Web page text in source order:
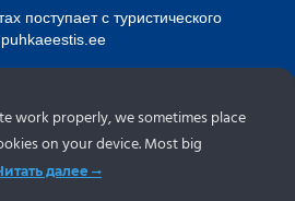
поступает с туристического
work properly, we sometimes place
on your device. Most big
далее